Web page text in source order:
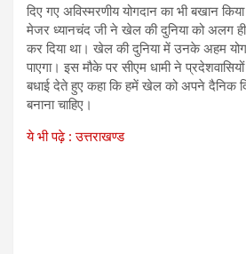
दिए गए अविस्मरणीय योगदान का भी बखान
मेजर ध्यानचंद जी ने खेल की दुनिया को अलग
कर दिया था। खेल की दुनिया में उनके अहम
पाएगा। इस मौके पर सीएम धामी ने
बधाई देते हुए कहा कि हमें खेल को अपने दैनिक
बनाना चाहिए।
ये भी पढ़े : उत्तराखण्ड